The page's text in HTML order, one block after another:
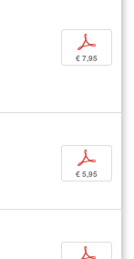
p
€ 7,95
p
€ 5,95